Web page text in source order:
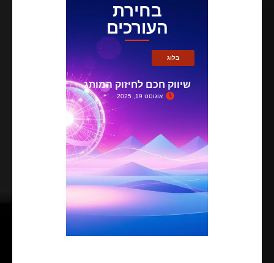
בחירת
העורכים
בלוג
שיווק חכם לחיזוק המותג
אוגוסט 19, 2025